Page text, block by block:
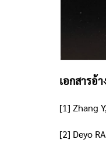
เอกสารอ้า
[1] Zhang
[2] Deyo